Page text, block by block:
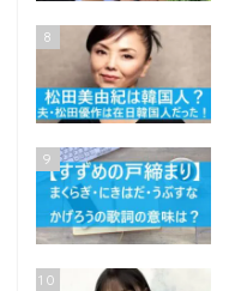
8
9
10